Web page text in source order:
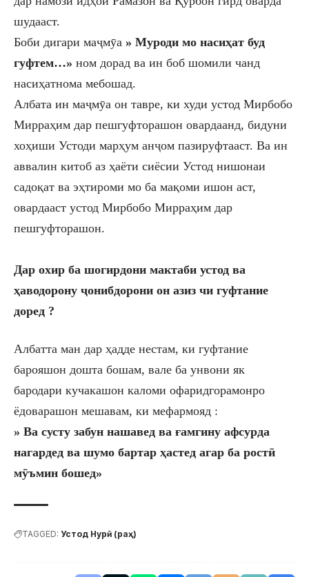
шудааст.
Боби дигари маҷмӯа » Муроди мо насиҳат буд
гуфтем…» ном дорад ва ин боб шомили чанд
насиҳатнома мебошад.
Албата ин маҷмӯа он тавре, ки худи устод Мирбобо
Мирраҳим дар пешгуфторашон овардаанд, бидуни
хоҳиши Устоди марҳум анҷом пазируфтааст. Ва ин
аввалин китоб аз ҳаёти сиёсии Устод нишонаи
садоқат ва эҳтироми мо ба мақоми ишон аст,
овардааст устод Мирбобо Мирраҳим дар
пешгуфторашон.
Дар охир ба шогирдони мактаби устод ва
ҳаводорону ҷонибдорони он азиз чи гуфтание
доред ?
Албатта ман дар ҳадде нестам, ки гуфтание
барояшон дошта бошам, вале ба унвони як
бародари кучакашон каломи офаридгорамонро
ёдоварашон мешавам, ки мефармояд :
» Ва сусту забун нашавед ва ғамгину афсурда
нагардед ва шумо бартар ҳастед агар ба ростӣ
мӯъмин бошед»
TAGGED: Устод Нурӣ (раҳ)